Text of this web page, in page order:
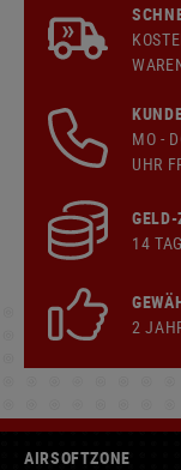
MO -
UHR
14
2
AIRSOFTZONE